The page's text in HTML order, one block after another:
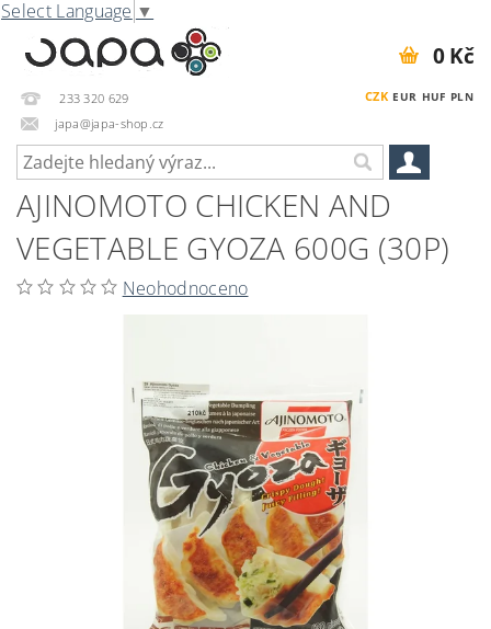
Select Language ▼
233 320 629
japa@japa-shop.cz
CZK EUR HUF PLN
0 Kč
AJINOMOTO CHICKEN AND
VEGETABLE GYOZA 600G (30P)
Neohodnoceno